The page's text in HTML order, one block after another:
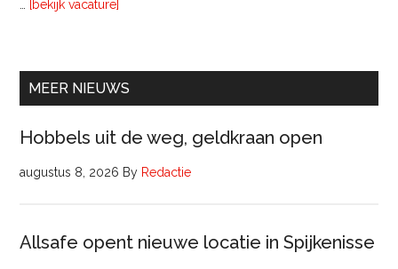
[bekijk vacature]
uur)
MEER NIEUWS
Hobbels uit de weg, geldkraan open
augustus 8, 2026 By Redactie
Allsafe opent nieuwe locatie in Spijkenisse